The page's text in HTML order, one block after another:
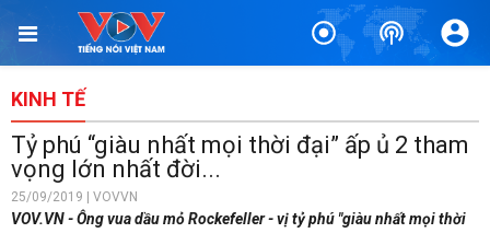
KINH TẾ
Tỷ phú “giàu nhất mọi thời đại” ấp ủ 2 tham
vọng lớn nhất đời...
25/09/2019 | VOVVN
VOV.VN - Ông vua dầu mỏ Rockefeller - vị tỷ phú "giàu nhất mọi thời